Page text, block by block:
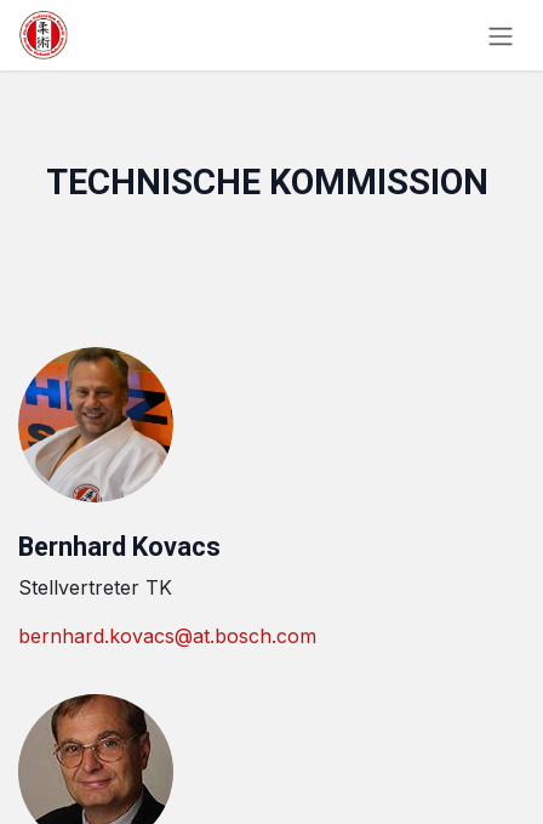
Zum Inhalt springen
TECHNISCHE KOMMISSION
Bernhard Kovacs
Stellvertreter TK
bernhard.kovacs@at.bosch.com